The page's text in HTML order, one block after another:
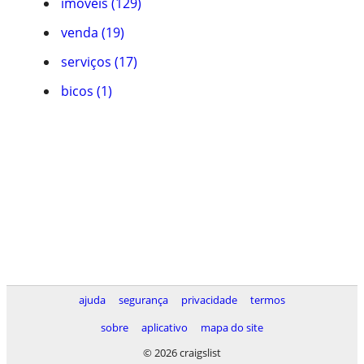
venda (19)
serviços (17)
bicos (1)
ajuda segurança privacidade
termos
sobre
aplicativo
mapa do site
© 2026 craigslist